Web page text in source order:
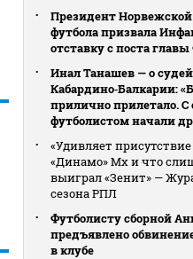
Президент
футбола призвала
отставку с поста
Инал Танашев — о
Кабардино‑Балкарии:
прилично прилетало.
футболистом начали
«Удивляет
«Динамо» Мх и что
выиграл «Зенит» —
сезона РПЛ
Футболисту сборной
предъявлено
в клубе